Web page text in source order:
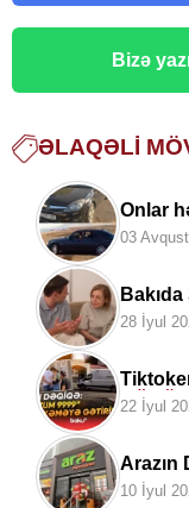
Bizə
ƏLAQƏLI
Onlar
03
28 İyul
22 İyul
Arazın
10 İyul